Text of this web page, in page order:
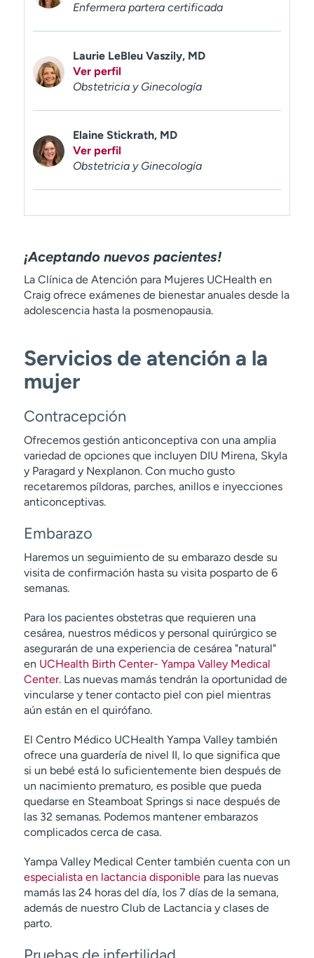
Enfermera partera certificada
Laurie LeBleu Vaszily, MD
Ver perfil
Obstetricia y Ginecología
Elaine Stickrath, MD
Ver perfil
Obstetricia y Ginecología
¡Aceptando nuevos pacientes!
La Clínica de Atención para Mujeres UCHealth en
Craig ofrece exámenes de bienestar anuales desde la
adolescencia hasta la posmenopausia.
Servicios de atención a la
mujer
Contracepción
Ofrecemos gestión anticonceptiva con una amplia
variedad de opciones que incluyen DIU Mirena, Skyla
y Paragard y Nexplanon. Con mucho gusto
recetaremos píldoras, parches, anillos e inyecciones
anticonceptivas.
Embarazo
Haremos un seguimiento de su embarazo desde su
visita de confirmación hasta su visita posparto de 6
semanas.
Para los pacientes obstetras que requieren una
cesárea, nuestros médicos y personal quirúrgico se
asegurarán de una experiencia de cesárea "natural"
en UCHealth Birth Center- Yampa Valley Medical
Center. Las nuevas mamás tendrán la oportunidad de
vincularse y tener contacto piel con piel mientras
aún están en el quirófano.
El Centro Médico UCHealth Yampa Valley también
ofrece una guardería de nivel II, lo que significa que
si un bebé está lo suficientemente bien después de
un nacimiento prematuro, es posible que pueda
quedarse en Steamboat Springs si nace después de
las 32 semanas. Podemos mantener embarazos
complicados cerca de casa.
Yampa Valley Medical Center también cuenta con un
especialista en lactancia disponiblepara las nuevas
mamás las 24 horas del día, los 7 días de la semana,
además de nuestro Club de Lactancia y clases de
parto.